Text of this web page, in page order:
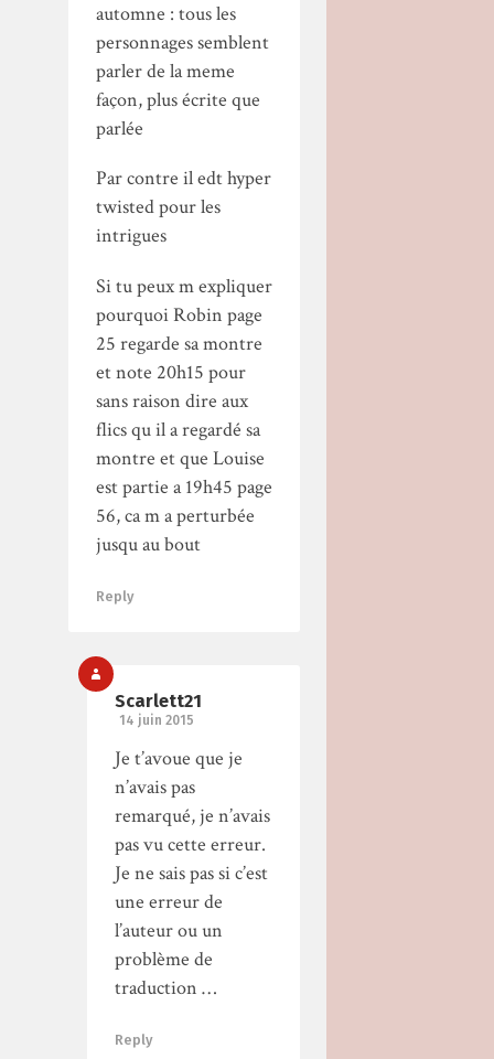
automne : tous les
personnages semblent
parler de la meme
façon, plus écrite que
parlée
Par contre il edt hyper
twisted pour les
intrigues
Si tu peux m expliquer
pourquoi Robin page
25 regarde sa montre
et note 20h15 pour
sans raison dire aux
flics qu il a regardé sa
montre et que Louise
est partie a 19h45 page
56, ca m a perturbée
jusqu au bout
Reply
Scarlett21
14 juin 2015
Je t’avoue que je
n’avais pas
remarqué, je n’avais
pas vu cette erreur.
Je ne sais pas si c’est
une erreur de
l’auteur ou un
problème de
traduction …
Reply